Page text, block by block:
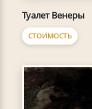
Туалет Венеры
СТОИМОСТЬ